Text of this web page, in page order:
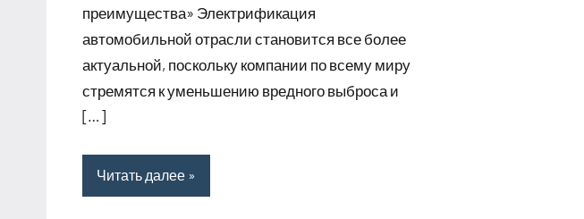
преимущества» Электрификация
автомобильной отрасли становится все более
актуальной, поскольку компании по всему миру
стремятся к уменьшению вредного выброса и
[…]
Читать далее